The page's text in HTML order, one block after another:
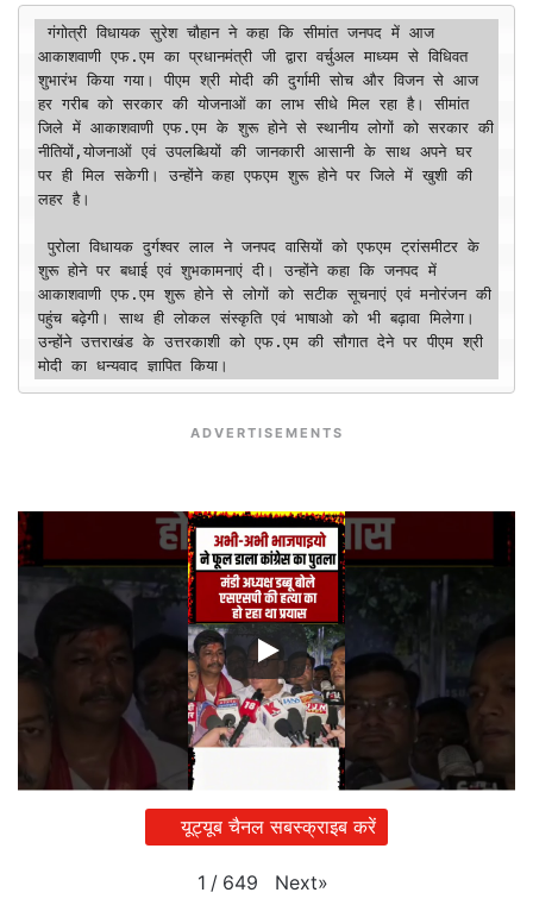
गंगोत्री विधायक सुरेश चौहान ने कहा कि सीमांत जनपद में आज
आकाशवाणी एफ.एम का प्रधानमंत्री जी द्वारा वर्चुअल माध्यम से विधिवत
शुभारंभ किया गया। पीएम श्री मोदी की दुर्गामी सोच और विजन से आज
हर गरीब को सरकार की योजनाओं का लाभ सीधे मिल रहा है। सीमांत
जिले में आकाशवाणी एफ.एम के शुरू होने से स्थानीय लोगों को सरकार की
नीतियों,योजनाओं एवं उपलब्धियों की जानकारी आसानी के साथ अपने घर
पर ही मिल सकेगी। उन्होंने कहा एफएम शुरू होने पर जिले में खुशी की
लहर है।
पुरोला विधायक दुर्गश्वर लाल ने जनपद वासियों को एफएम ट्रांसमीटर के
शुरू होने पर बधाई एवं शुभकामनाएं दी। उन्होंने कहा कि जनपद में
आकाशवाणी एफ.एम शुरू होने से लोगों को सटीक सूचनाएं एवं मनोरंजन की
पहुंच बढ़ेगी। साथ ही लोकल संस्कृति एवं भाषाओ को भी बढ़ावा मिलेगा।
उन्होंने उत्तराखंड के उत्तरकाशी को एफ.एम की सौगात देने पर पीएम श्री
मोदी का धन्यवाद ज्ञापित किया।
ADVERTISEMENTS
यूट्यूब चैनल सबस्क्राइब करें
1 / 649 Next»